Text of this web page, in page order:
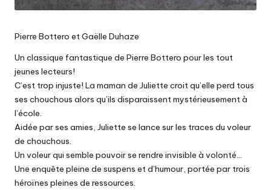
Pierre Bottero et Gaëlle Duhaze
Un classique fantastique de Pierre Bottero pour les tout
jeunes lecteurs!
C’est trop injuste! La maman de Juliette croit qu’elle perd tous
ses chouchous alors qu’ils disparaissent mystérieusement à
l’école.
Aidée par ses amies, Juliette se lance sur les traces du voleur
de chouchous.
Un voleur qui semble pouvoir se rendre invisible à volonté…
Une enquête pleine de suspens et d’humour, portée par trois
héroïnes pleines de ressources.